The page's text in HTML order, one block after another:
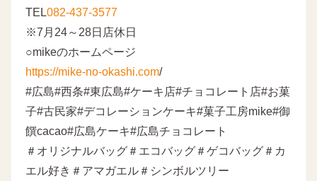
TEL082-437-3577
※7月24～28日店休日
○mikeのホームページ
https://mike-no-okashi.com/
#広島#西条#東広島#ケーキ店#チョコレート店#お菓
子#古民家#デコレーションケーキ#菓子工房mike#御
饌cacao#広島ケーキ#広島チョコレート
＃オリジナルバッグ＃エコバッグ＃ゲコバッグ＃カ
エル好き＃アマガエル＃シンボルツリー